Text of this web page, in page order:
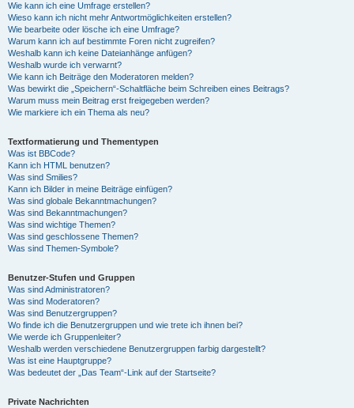
Wie kann ich eine Umfrage erstellen?
Wieso kann ich nicht mehr Antwortmöglichkeiten erstellen?
Wie bearbeite oder lösche ich eine Umfrage?
Warum kann ich auf bestimmte Foren nicht zugreifen?
Weshalb kann ich keine Dateianhänge anfügen?
Weshalb wurde ich verwarnt?
Wie kann ich Beiträge den Moderatoren melden?
Was bewirkt die „Speichern“-Schaltfläche beim Schreiben eines Beitrags?
Warum muss mein Beitrag erst freigegeben werden?
Wie markiere ich ein Thema als neu?
Textformatierung und Thementypen
Was ist BBCode?
Kann ich HTML benutzen?
Was sind Smilies?
Kann ich Bilder in meine Beiträge einfügen?
Was sind globale Bekanntmachungen?
Was sind Bekanntmachungen?
Was sind wichtige Themen?
Was sind geschlossene Themen?
Was sind Themen-Symbole?
Benutzer-Stufen und Gruppen
Was sind Administratoren?
Was sind Moderatoren?
Was sind Benutzergruppen?
Wo finde ich die Benutzergruppen und wie trete ich ihnen bei?
Wie werde ich Gruppenleiter?
Weshalb werden verschiedene Benutzergruppen farbig dargestellt?
Was ist eine Hauptgruppe?
Was bedeutet der „Das Team“-Link auf der Startseite?
Private Nachrichten